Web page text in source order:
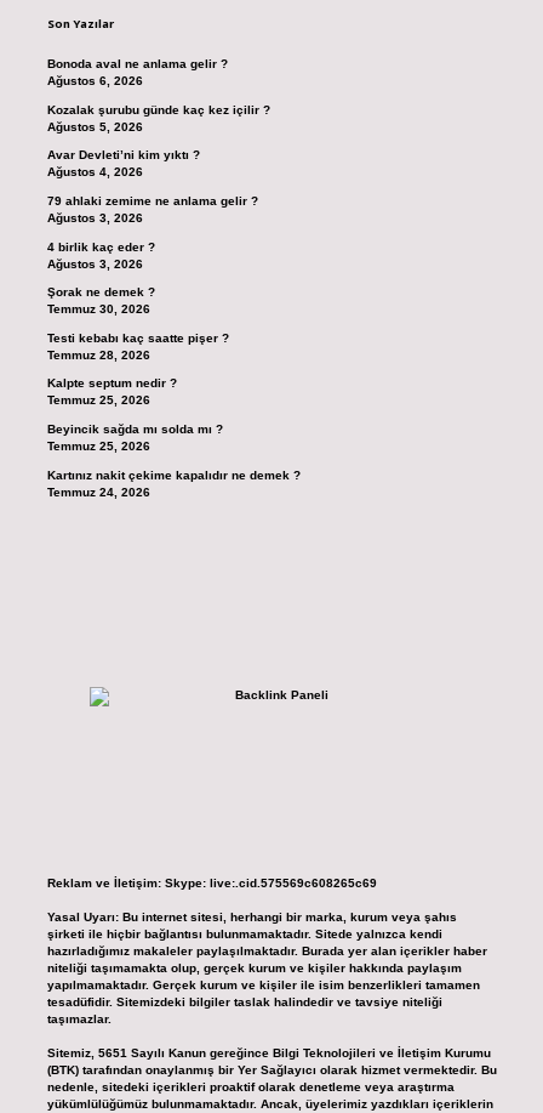
Son Yazılar
Bonoda aval ne anlama gelir ?
Ağustos 6, 2026
Kozalak şurubu günde kaç kez içilir ?
Ağustos 5, 2026
Avar Devleti’ni kim yıktı ?
Ağustos 4, 2026
79 ahlaki zemime ne anlama gelir ?
Ağustos 3, 2026
4 birlik kaç eder ?
Ağustos 3, 2026
Şorak ne demek ?
Temmuz 30, 2026
Testi kebabı kaç saatte pişer ?
Temmuz 28, 2026
Kalpte septum nedir ?
Temmuz 25, 2026
Beyincik sağda mı solda mı ?
Temmuz 25, 2026
Kartınız nakit çekime kapalıdır ne demek ?
Temmuz 24, 2026
Reklam ve İletişim: Skype: live:.cid.575569c608265c69
Yasal Uyarı: Bu internet sitesi, herhangi bir marka, kurum veya şahıs
şirketi ile hiçbir bağlantısı bulunmamaktadır. Sitede yalnızca kendi
hazırladığımız makaleler paylaşılmaktadır. Burada yer alan içerikler haber
niteliği taşımamakta olup, gerçek kurum ve kişiler hakkında paylaşım
yapılmamaktadır. Gerçek kurum ve kişiler ile isim benzerlikleri tamamen
tesadüfidir. Sitemizdeki bilgiler taslak halindedir ve tavsiye niteliği
taşımazlar.
Sitemiz, 5651 Sayılı Kanun gereğince Bilgi Teknolojileri ve İletişim Kurumu
(BTK) tarafından onaylanmış bir Yer Sağlayıcı olarak hizmet vermektedir. Bu
nedenle, sitedeki içerikleri proaktif olarak denetleme veya araştırma
yükümlülüğümüz bulunmamaktadır. Ancak, üyelerimiz yazdıkları içeriklerin